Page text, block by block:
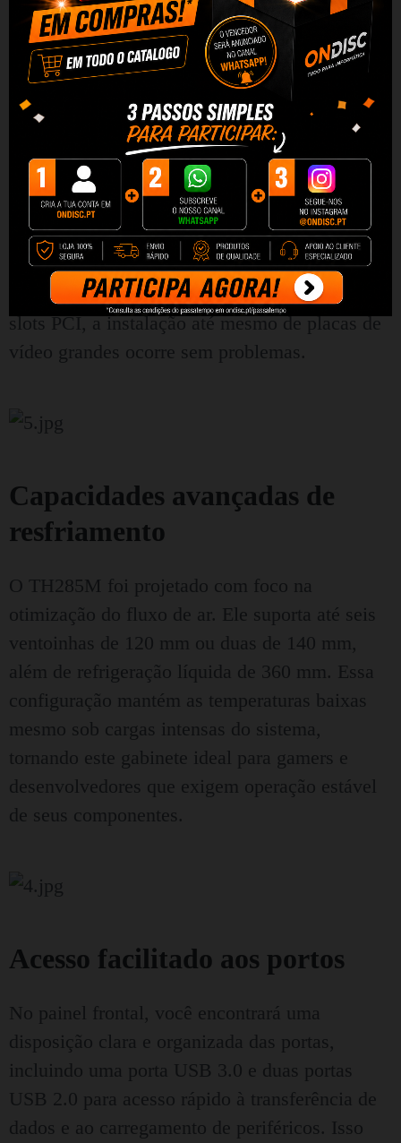
Compatibilidade e espaço para
componentes
O Darkflash TH285M suporta placas-mãe nos
formatos M-ATX e ITX, oferecendo grande
flexibilidade na montagem de um kit. O interior
foi projetado para acomodar componentes de
tamanho maior — a altura máxima do cooler da
CPU é de 160 mm e o comprimento da placa de
vídeo pode chegar a 415 mm. Graças aos cinco
slots PCI, a instalação até mesmo de placas de
vídeo grandes ocorre sem problemas.
Capacidades avançadas de
resfriamento
O TH285M foi projetado com foco na
otimização do fluxo de ar. Ele suporta até seis
ventoinhas de 120 mm ou duas de 140 mm,
além de refrigeração líquida de 360 ​​mm. Essa
configuração mantém as temperaturas baixas
mesmo sob cargas intensas do sistema,
tornando este gabinete ideal para gamers e
desenvolvedores que exigem operação estável
de seus componentes.
Acesso facilitado aos portos
No painel frontal, você encontrará uma
disposição clara e organizada das portas,
incluindo uma porta USB 3.0 e duas portas
USB 2.0 para acesso rápido à transferência de
dados e ao carregamento de periféricos. Isso